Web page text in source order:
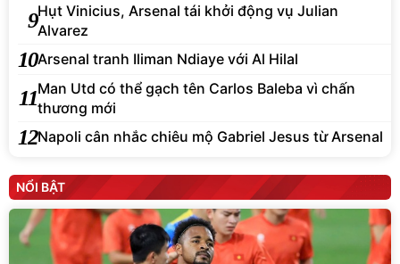
9Hụt Vinicius, Arsenal tái khởi động vụ Julian
Alvarez
10Arsenal tranh Iliman Ndiaye với Al Hilal
11Man Utd có thể gạch tên Carlos Baleba vì chấn
thương mới
12Napoli cân nhắc chiêu mộ Gabriel Jesus từ Arsenal
NỔI BẬT